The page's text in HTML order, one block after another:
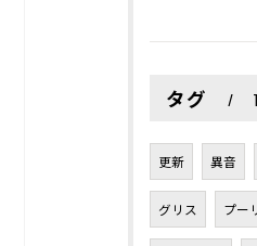
タグ
更新 異音
グリス プー